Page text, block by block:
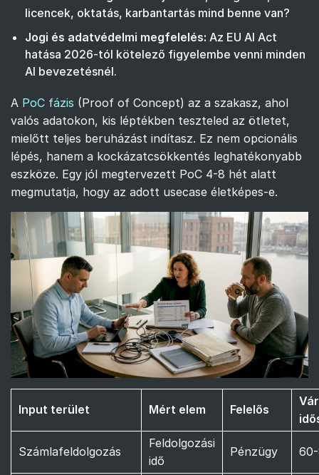
licencek, oktatás, karbantartás mind benne van?
Jogi és adatvédelmi megfelelés: Az EU AI Act
hatása 2026-tól kötelező figyelembe venni minden
AI bevezetésnél.
A PoC fázis (Proof of Concept) az a szakasz, ahol
valós adatokon, kis léptékben teszteled az ötletet,
mielőtt teljes beruházást indítasz. Ez nem opcionális
lépés, hanem a kockázatcsökkentés leghatékonyabb
eszköze. Egy jól megtervezett PoC 4-8 hét alatt
megmutatja, hogy az adott usecase életképes-e.
Input terület Mért elem Felelős
Számlafeldolgozás
Feldolgozási
idő
Pénzügy